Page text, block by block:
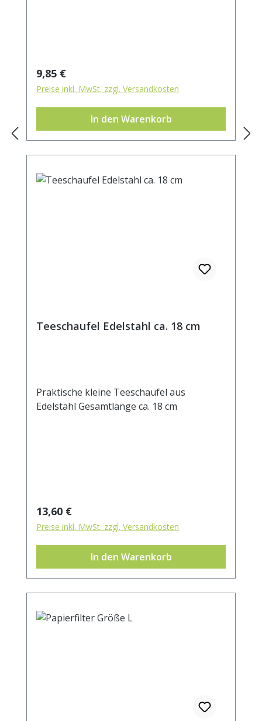
Regulärer Preis:
9,85 €
Preise inkl. MwSt. zzgl. Versandkosten
In den Warenkorb
Teeschaufel Edelstahl ca. 18 cm
Praktische kleine Teeschaufel aus
Edelstahl Gesamtlänge ca. 18 cm
Regulärer Preis:
13,60 €
Preise inkl. MwSt. zzgl. Versandkosten
In den Warenkorb